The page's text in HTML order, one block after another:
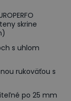
skrine
s uhlom
rukoväťou s
po 25 mm